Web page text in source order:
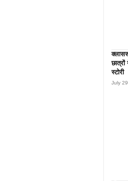
स्टोरी
July